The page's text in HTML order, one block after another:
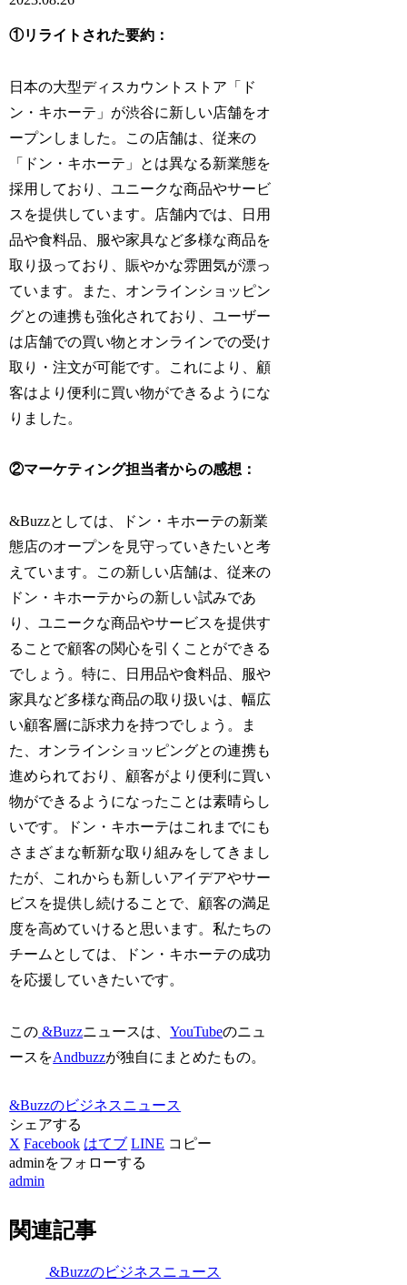
①リライトされた要約：
日本の大型ディスカウントストア「ド
ン・キホーテ」が渋谷に新しい店舗をオ
ープンしました。この店舗は、従来の
「ドン・キホーテ」とは異なる新業態を
採用しており、ユニークな商品やサービ
スを提供しています。店舗内では、日用
品や食料品、服や家具など多様な商品を
取り扱っており、賑やかな雰囲気が漂っ
ています。また、オンラインショッピン
グとの連携も強化されており、ユーザー
は店舗での買い物とオンラインでの受け
取り・注文が可能です。これにより、顧
客はより便利に買い物ができるようにな
りました。
②マーケティング担当者からの感想：
&Buzzとしては、ドン・キホーテの新業
態店のオープンを見守っていきたいと考
えています。この新しい店舗は、従来の
ドン・キホーテからの新しい試みであ
り、ユニークな商品やサービスを提供す
ることで顧客の関心を引くことができる
でしょう。特に、日用品や食料品、服や
家具など多様な商品の取り扱いは、幅広
い顧客層に訴求力を持つでしょう。ま
た、オンラインショッピングとの連携も
進められており、顧客がより便利に買い
物ができるようになったことは素晴らし
いです。ドン・キホーテはこれまでにも
さまざまな斬新な取り組みをしてきまし
たが、これからも新しいアイデアやサー
ビスを提供し続けることで、顧客の満足
度を高めていけると思います。私たちの
チームとしては、ドン・キホーテの成功
を応援していきたいです。
この &Buzzニュースは、YouTubeのニュ
ースをAndbuzzが独自にまとめたもの。
&Buzzのビジネスニュース
シェアする
X Facebook はてブ LINE コピー
adminをフォローする
admin
関連記事
&Buzzのビジネスニュース